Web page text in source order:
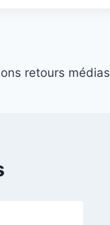
retours médias